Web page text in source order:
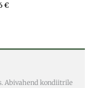
Abivahend kondiitrile
€